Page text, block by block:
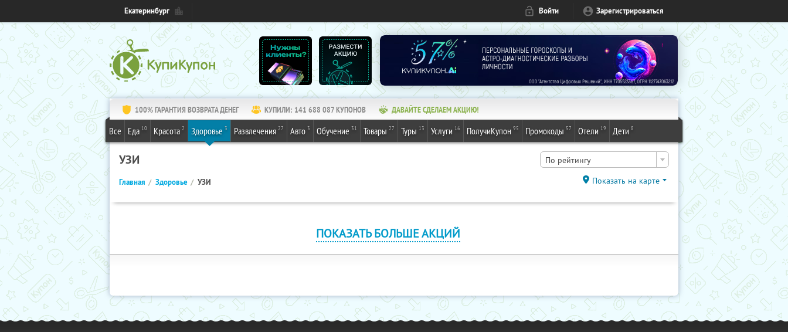
Екатеринбург Войти Зарегистрироваться
100% ГАРАНТИЯ ВОЗВРАТА ДЕНЕГ КУПИЛИ: 141 688 087КУПОНОВ ДАВАЙТЕ СДЕЛАЕМ АКЦИЮ!
Все Еда 10 Красота 2 Здоровье 3 Развлечения 27 Авто 3 Обучение 31 Товары 27 Туры 13 Услуги 16 ПолучиКупон 95 Промокоды 57 Отели 19 Дети 8
УЗИ По рейтингу
Главная Здоровье УЗИ Показать на карте
ПОКАЗАТЬ БОЛЬШЕ АКЦИЙ